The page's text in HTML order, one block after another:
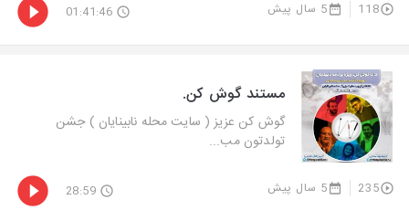
118 5 سال پیش 01:41:46
مستند گوش کن.
گوش کن عزیز ( سایت محله نابینایان ) جشن
تولدتون مب...
235 5 سال پیش 28:59